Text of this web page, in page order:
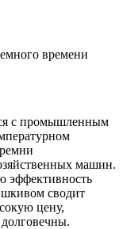
времени
с промышленным
машин.
эффективность
сводит
цену,